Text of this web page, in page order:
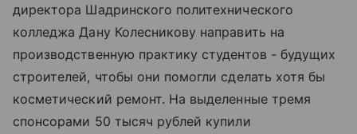
директора Шадринского политехнического
колледжа Дану Колесникову направить на
производственную практику студентов - будущих
строителей, чтобы они помогли сделать хотя бы
косметический ремонт. На выделенные тремя
спонсорами 50 тысяч рублей купили